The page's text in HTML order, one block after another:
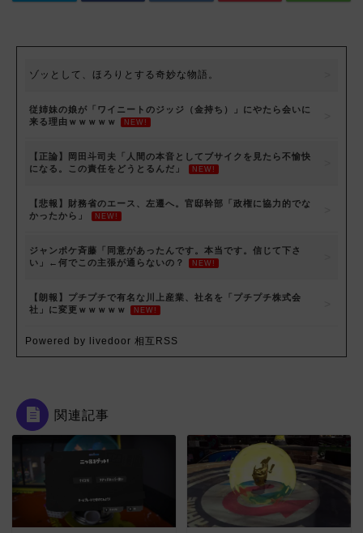
ゾッとして、ほろりとする奇妙な物語。
従姉妹の娘が「ワイニートのジッジ（金持ち）」にやたら会いに
来る理由ｗｗｗｗｗ
NEW!
【正論】岡田斗司夫「人間の本音としてブサイクを見たら不愉快
になる。この責任をどうとるんだ」
NEW!
【悲報】財務省のエース、左遷へ。官邸幹部「政権に協力的でな
かったから」
NEW!
ジャンポケ斉藤「同意があったんです。本当です。信じて下さ
い」←何でこの主張が通らないの？
NEW!
【朗報】プチプチで有名な川上産業、社名を「プチプチ株式会
社」に変更ｗｗｗｗｗ
NEW!
Powered by livedoor 相互RSS
関連記事